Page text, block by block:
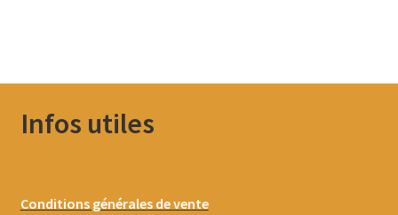
Infos utiles
Conditions générales de vente